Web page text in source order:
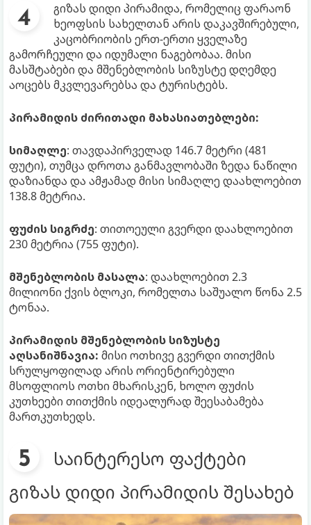
გიზას დიდი პირამიდა, რომელიც ფარაონ
ხეოფსის სახელთან არის დაკავშირებული,
კაცობრიობის ერთ-ერთი ყველაზე
გამორჩეული და იდუმალი ნაგებობაა. მისი
მასშტაბები და მშენებლობის სიზუსტე დღემდე
აოცებს მკვლევარებსა და ტურისტებს.​
პირამიდის ძირითადი მახასიათებლები:
სიმაღლე: თავდაპირველად 146.7 მეტრი (481
ფუტი), თუმცა დროთა განმავლობაში ზედა ნაწილი
დაზიანდა და ამჟამად მისი სიმაღლე დაახლოებით
138.8 მეტრია.​
ფუძის სიგრძე: თითოეული გვერდი დაახლოებით
230 მეტრია (755 ფუტი).​
მშენებლობის მასალა: დაახლოებით 2.3
მილიონი ქვის ბლოკი, რომელთა საშუალო წონა 2.5
ტონაა.​
პირამიდის მშენებლობის სიზუსტე
აღსანიშნავია: მისი ოთხივე გვერდი თითქმის
სრულყოფილად არის ორიენტირებული
მსოფლიოს ოთხი მხარისკენ, ხოლო ფუძის
კუთხეები თითქმის იდეალურად შეესაბამება
მართკუთხედს.​
საინტერესო ფაქტები
გიზას დიდი პირამიდის შესახებ